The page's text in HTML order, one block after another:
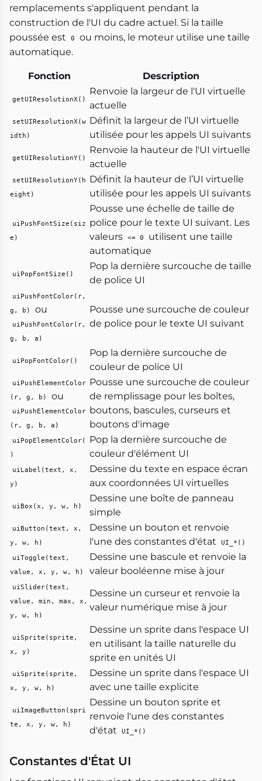
remplacements s'appliquent pendant la
construction de l'UI du cadre actuel. Si la taille
poussée est
0
ou moins, le moteur utilise une taille
automatique.
Fonction Description
getUIResolutionX()
Renvoie la largeur de l'UI virtuelle
actuelle
setUIResolutionX(w
idth)
Définit la largeur de l’UI virtuelle
utilisée pour les appels UI suivants
getUIResolutionY()
Renvoie la hauteur de l'UI virtuelle
actuelle
setUIResolutionY(h
eight)
Définit la hauteur de l’UI virtuelle
utilisée pour les appels UI suivants
uiPushFontSize(siz
e)
Pousse une échelle de taille de
police pour le texte UI suivant. Les
valeurs <= 0
utilisent une taille
automatique
uiPopFontSize()
Pop la dernière surcouche de taille
de police UI
uiPushFontColor(r,
g, b)
ou
uiPushFontColor(r,
g, b, a)
Pousse une surcouche de couleur
de police pour le texte UI suivant
uiPopFontColor()
Pop la dernière surcouche de
couleur de police UI
uiPushElementColor
(r, g, b)
ou
uiPushElementColor
(r, g, b, a)
Pousse une surcouche de couleur
de remplissage pour les boîtes,
boutons, bascules, curseurs et
boutons d'image
uiPopElementColor(
)
Pop la dernière surcouche de
couleur d'élément UI
uiLabel(text, x,
y)
Dessine du texte en espace écran
aux coordonnées UI virtuelles
uiBox(x, y, w, h)
Dessine une boîte de panneau
simple
uiButton(text, x,
y, w, h)
Dessine un bouton et renvoie
l'une des constantes d'état
UI_*()
uiToggle(text,
value, x, y, w, h)
Dessine une bascule et renvoie la
valeur booléenne mise à jour
uiSlider(text,
value, min, max, x,
y, w, h)
Dessine un curseur et renvoie la
valeur numérique mise à jour
uiSprite(sprite,
x, y)
Dessine un sprite dans l'espace UI
en utilisant la taille naturelle du
sprite en unités UI
uiSprite(sprite,
x, y, w, h)
Dessine un sprite dans l'espace UI
avec une taille explicite
uiImageButton(spri
te, x, y, w, h)
Dessine un bouton sprite et
renvoie l'une des constantes
d'état
UI_*()
Constantes d'État UI